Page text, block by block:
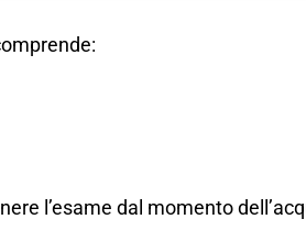
l’esame dal momento